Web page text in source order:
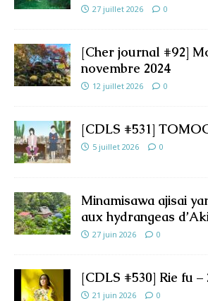
27 juillet 2026 0
[Cher journal #92]
novembre 2024
12 juillet 2026 0
[CDLS #531]
5 juillet 2026 0
Minamisawa ajisai
aux hydrangeas
27 juin 2026 0
[CDLS #530] Rie fu –
21 juin 2026 0